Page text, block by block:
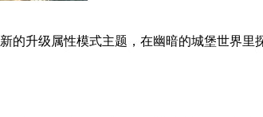
的升级属性模式主题，在幽暗的城堡世界